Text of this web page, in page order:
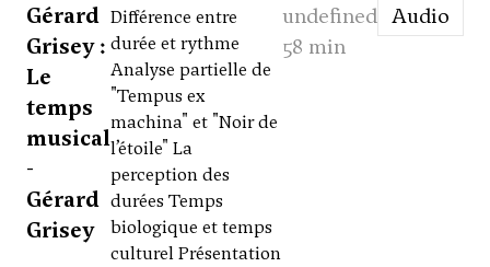
Gérard
Grisey :
Le
temps
musical
-
Gérard
Grisey
Différence entre
durée et rythme
Analyse partielle de
"Tempus ex
machina" et "Noir de
l’étoile" La
perception des
durées Temps
biologique et temps
culturel Présentation
undefined
58 min
Audio